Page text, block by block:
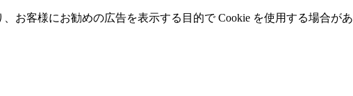
お客様にお勧めの広告を表⽰する⽬的で Cookie を使⽤する場合があ